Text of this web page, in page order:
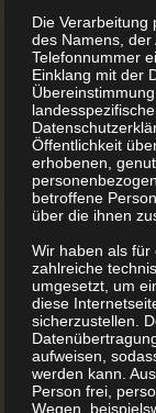
Buch
Ihr Buch
auf ganz
lassen
für Buch
Möchten Sie Ihr
vorher die
Die Verarbeitung
des Namens,
Telefonnummer
Einklang mit der
Öffentlichkeit
erhobenen,
betroffene
über die ihnen
Wir haben als für
zahlreiche
umgesetzt, um
diese
sicherzustellen.
aufweisen,
werden kann.
Person frei,
Wegen,